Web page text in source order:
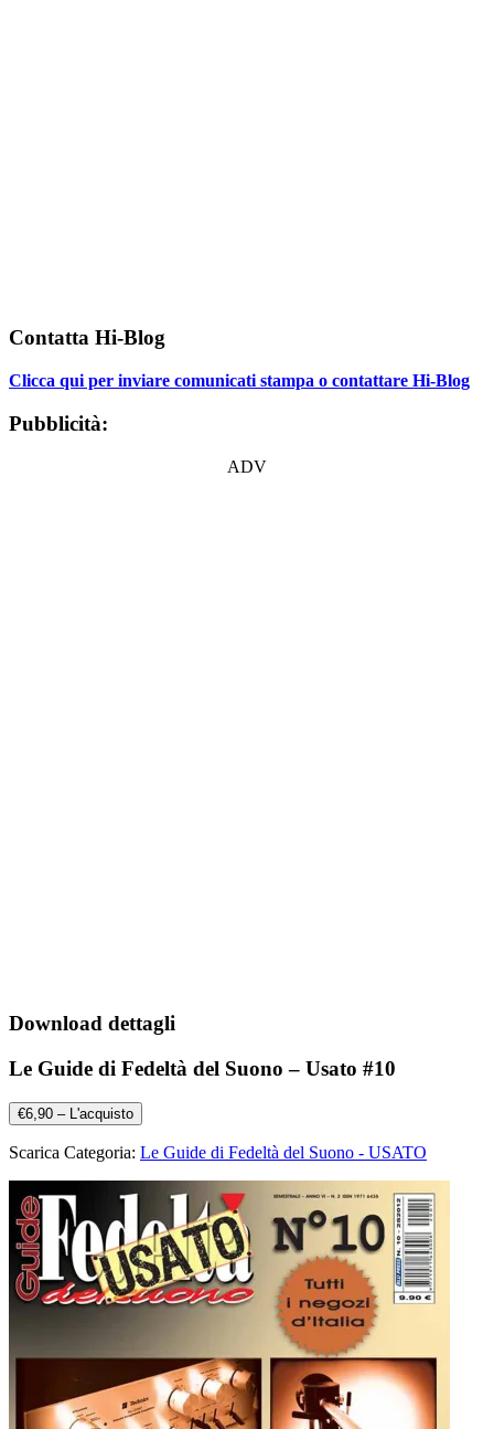
Contatta Hi-Blog
Clicca qui per inviare comunicati stampa o contattare Hi-Blog
Pubblicità:
ADV
Download dettagli
Le Guide di Fedeltà del Suono – Usato #10
€6,90 – L'acquisto
Scarica Categoria: Le Guide di Fedeltà del Suono - USATO